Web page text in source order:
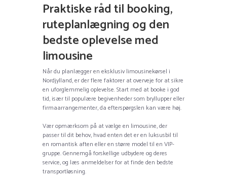
Praktiske råd til booking,
ruteplanlægning og den
bedste oplevelse med
limousine
Når du planlægger en eksklusiv limousinekørsel i
Nordjylland, er der flere faktorer at overveje for at sikre
en uforglemmelig oplevelse. Start med at booke i god
tid, især til populære begivenheder som bryllupper eller
firmaarrangementer, da efterspørgslen kan være høj.
Vær opmærksom på at vælge en limousine, der
passer til dit behov, hvad enten det er en luksusbil til
en romantisk aften eller en større model til en VIP-
gruppe. Gennemgå forskellige udbydere og deres
service, og læs anmeldelser for at finde den bedste
transportløsning.